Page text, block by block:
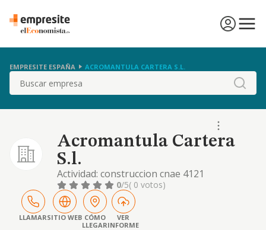
EMPRESITE ESPAÑA ACROMANTULA CARTERA S.L.
Buscar
Acromantula Cartera
S.l.
Actividad: construccion cnae 4121
construccion de edificios residenciales. otras
actividades: promocion inmobiliaria.
instalaciones y mantenimiento. comercio al
por mayor y al por menor en general, etc
0/5( 0 votos)
LLAMARSITIO WEB CÓMO
LLEGAR
VER
INFORME